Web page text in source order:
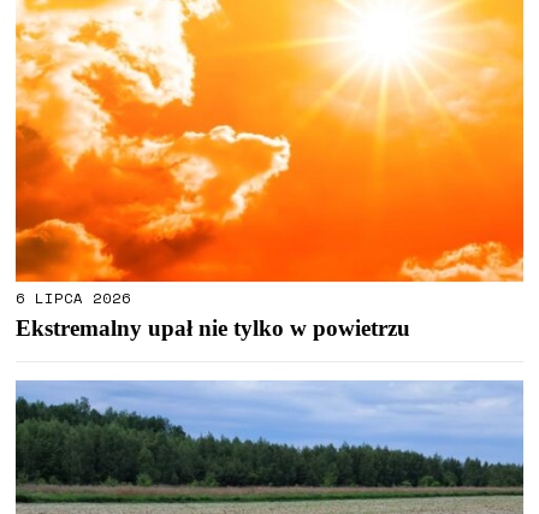
6 LIPCA 2026
Ekstremalny upał nie tylko w powietrzu